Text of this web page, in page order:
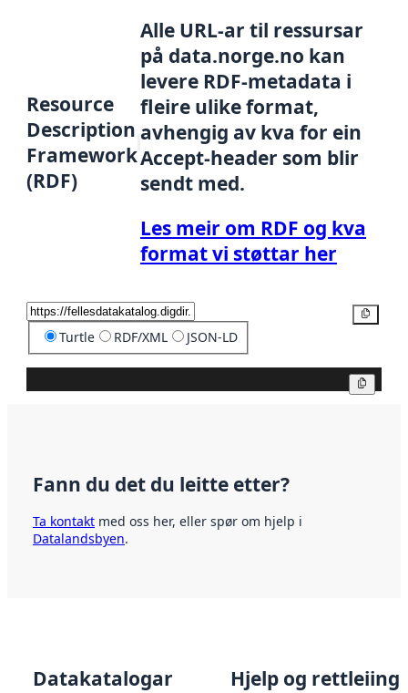
Resource
Description
Framework
(RDF)
Alle URL-ar til ressursar
på data.norge.no kan
levere RDF-metadata i
fleire ulike format,
avhengig av kva for ein
Accept-header som blir
sendt med.
Les meir om RDF og kva
format vi støttar her
Turtle RDF/XML JSON-LD
Fann du det du leitte etter?
Ta kontakt med oss her, eller spør om hjelp i
Datalandsbyen.
Datakatalogar Hjelp og rettleiing